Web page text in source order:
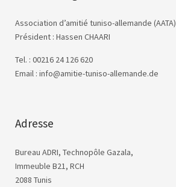
Association d’amitié tuniso-allemande (AATA)
Président : Hassen CHAARI
Tel. : 00216 24 126 620
Email : info@amitie-tuniso-allemande.de
Adresse
Bureau ADRI, Technopôle Gazala,
Immeuble B21, RCH
2088 Tunis